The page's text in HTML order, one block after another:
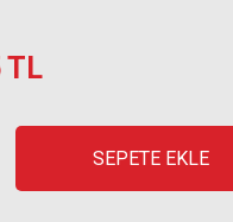
TL
SEPETE EKLE